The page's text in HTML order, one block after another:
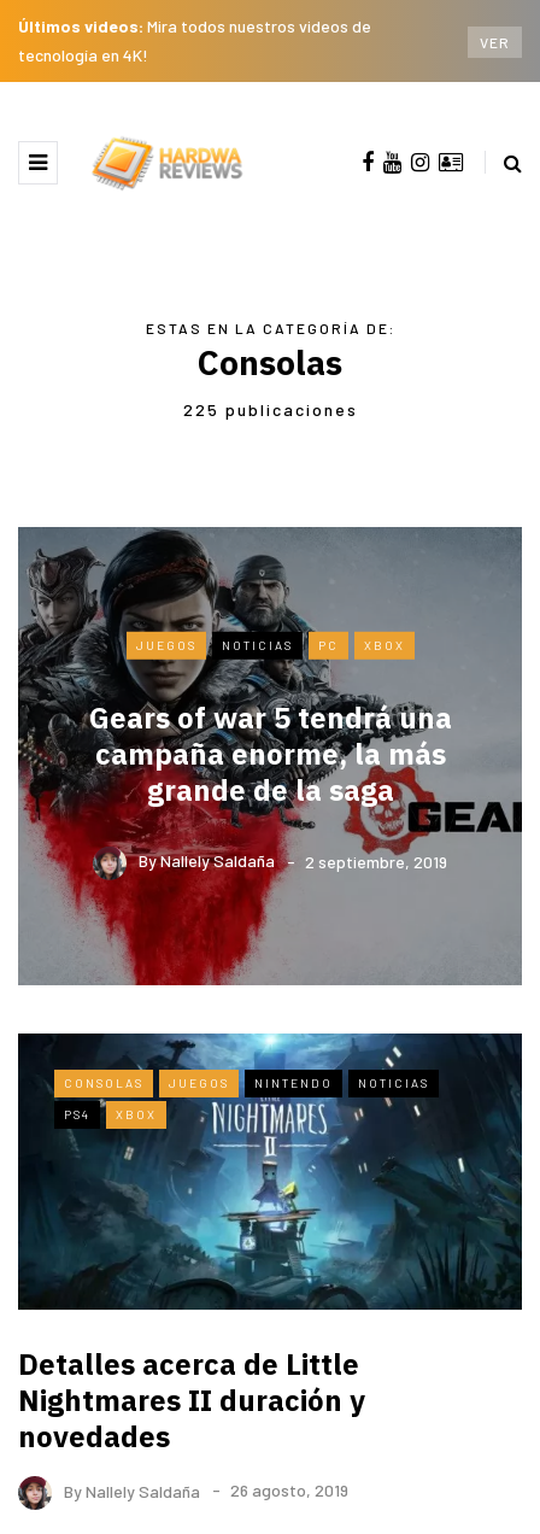
Últimos videos: Mira todos nuestros videos de
tecnología en 4K!
VER
ESTAS EN LA CATEGORÍA DE:
Consolas
225 publicaciones
JUEGOS NOTICIAS PC XBOX
Gears of war 5 tendrá una
campaña enorme, la más
grande de la saga
ByNallely Saldaña 2 septiembre, 2019
CONSOLAS JUEGOS NINTENDO NOTICIAS
PS4 XBOX
Detalles acerca de Little
Nightmares II duración y
novedades
ByNallely Saldaña 26 agosto, 2019